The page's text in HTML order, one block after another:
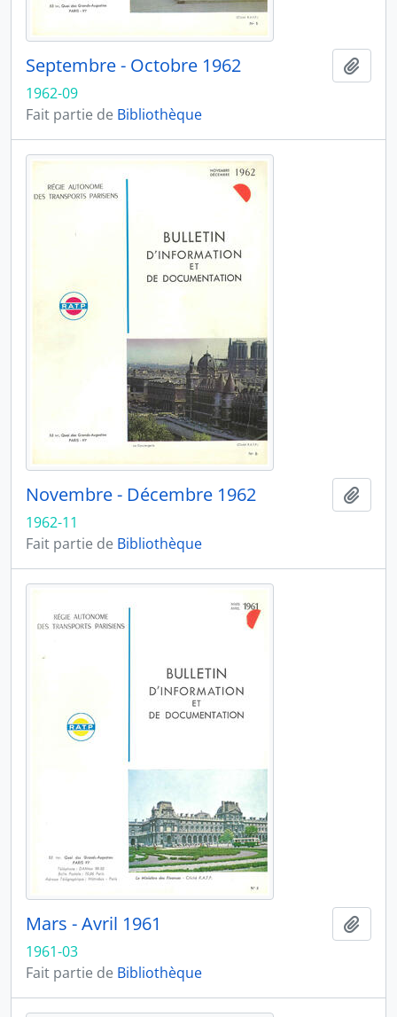
Septembre - Octobre 1962
1962-09
Fait partie de Bibliothèque
Novembre - Décembre 1962
1962-11
Fait partie de Bibliothèque
Mars - Avril 1961
1961-03
Fait partie de Bibliothèque